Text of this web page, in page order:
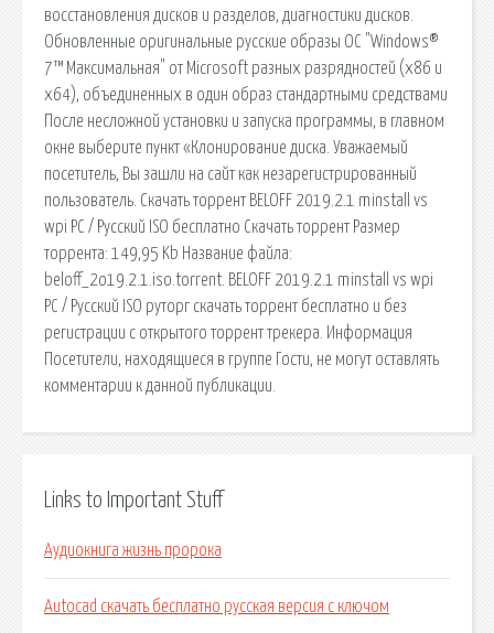
восстановления дисков и разделов, диагностики дисков.
Обновленные оригинальные русские образы ОС "Windows®
7™ Максимальная" от Microsoft разных разрядностей (x86 и
x64), объединенных в один образ стандартными средствами
После несложной установки и запуска программы, в главном
окне выберите пункт «Клонирование диска. Уважаемый
посетитель, Вы зашли на сайт как незарегистрированный
пользователь. Скачать торрент BELOFF 2019.2.1 minstall vs
wpi PC / Русский ISO бесплатно Скачать торрент Размер
торрента: 149,95 Kb Название файла:
beloff_2o19.2.1.iso.torrent. BELOFF 2019.2.1 minstall vs wpi
PC / Русский ISO руторг скачать торрент бесплатно и без
регистрации с открытого торрент трекера. Информация
Посетители, находящиеся в группе Гости, не могут оставлять
комментарии к данной публикации.
Links to Important Stuff
Аудиокнига жизнь пророка
Autocad скачать бесплатно русская версия c ключом